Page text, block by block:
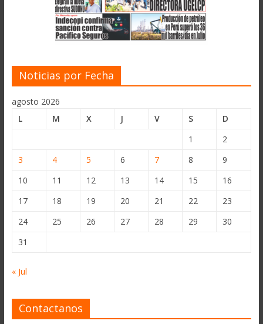
Noticias por Fecha
agosto 2026
L
M X J V S
D
1
2
3
4 5 6 7 8
9
10
11 12 13 14 15
16
17
18 19 20 21 22
23
24
25 26 27 28 29
30
31
« Jul
Contactanos